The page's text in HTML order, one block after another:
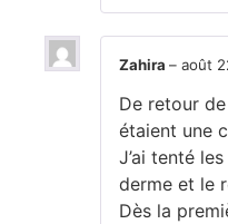
Zahira – août
De retour
étaient une
J’ai tenté
derme et le
Dès la